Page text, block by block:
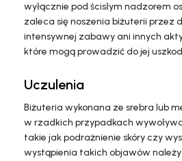
wyłącznie pod ścisłym nadzorem
zaleca się noszenia biżuterii przez
intensywnej zabawy ani innych
które mogą prowadzić do jej
Uczulenia
Biżuteria wykonana ze srebra lub
w rzadkich przypadkach
takie jak podrażnienie skóry czy
wystąpienia takich objawów